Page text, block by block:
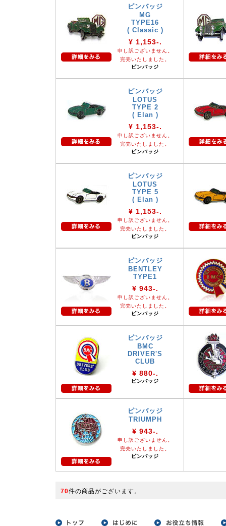
ピンバッジ
MG
TYPE16
( Classic )
¥ 1,153-.
申し訳ございません。
完売いたしました。
ピンバッジ
ピンバッジ
LOTUS
TYPE 2
( Elan )
¥ 1,153-.
申し訳ございません。
完売いたしました。
ピンバッジ
ピンバッジ
LOTUS
TYPE 5
( Elan )
¥ 1,153-.
申し訳ございません。
完売いたしました。
ピンバッジ
ピンバッジ
BENTLEY
TYPE1
¥ 943-.
申し訳ございません。
完売いたしました。
ピンバッジ
ピンバッジ
BMC
DRIVER'S
CLUB
¥ 880-.
ピンバッジ
ピンバッジ
TRIUMPH
¥ 943-.
申し訳ございません。
完売いたしました。
ピンバッジ
70件の商品がございます。